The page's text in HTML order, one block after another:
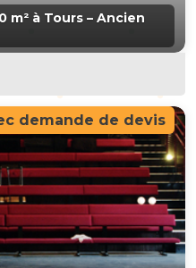
m² à Tours – Ancien
demande de devis